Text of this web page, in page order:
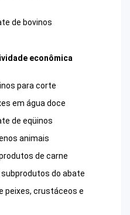
de bovinos
econômica
para corte
em água doce
de eqüinos
animais
de carne
do abate
peixes, crustáceos e